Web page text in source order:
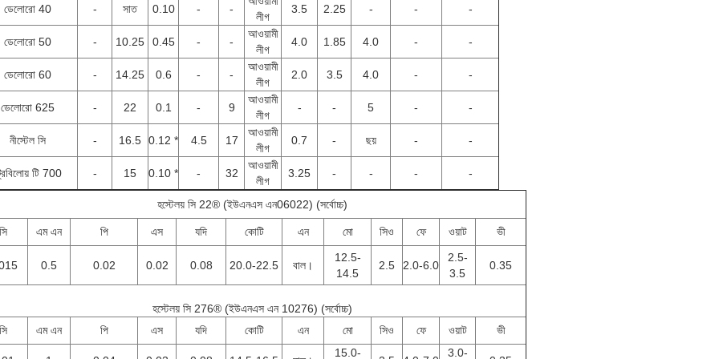
ডেলোরো 40 - সাত 0.10 - -
লীগ
3.5 2.25 - - -
ডেলোরো 50 - 10.25 0.45 - -
আওয়ামী
লীগ
4.0 1.85 4.0 - -
ডেলোরো 60 - 14.25 0.6 - -
আওয়ামী
লীগ
2.0 3.5 4.0 - -
ডেলোরো 625 - 22 0.1 - 9
আওয়ামী
লীগ
- - 5 - -
নীস্টেল সি - 16.5 0.12 * 4.5 17
আওয়ামী
লীগ
0.7 - ছয় - -
টি 700 - 15 0.10 * - 32
আওয়ামী
লীগ
3.25 - - - -
হস্টেলয় সি 22® (ইউএনএস এন06022) (সর্বোচ্চ)
এম এন পি এস যদি কোটি এন মো সিও ফে ওয়াট ভী
0.5 0.02 0.02 0.08 20.0-22.5 বাল।
12.5-
14.5
2.5 2.0-6.0
2.5-
3.5
0.35
হস্টেলয় সি 276® (ইউএনএস এন 10276) (সর্বোচ্চ)
এম এন পি এস যদি কোটি এন মো সিও ফে ওয়াট ভী
15.0- 3.0-